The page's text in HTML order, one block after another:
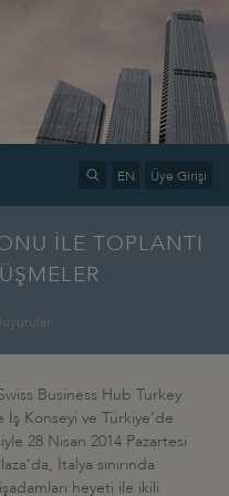
EN Üye Girişi
İLE TOPLANTI
Business Hub Turkey
Konseyi ve Türkiye’de
28 Nisan 2014 Pazartesi
İtalya sınırında
heyeti ile ikili